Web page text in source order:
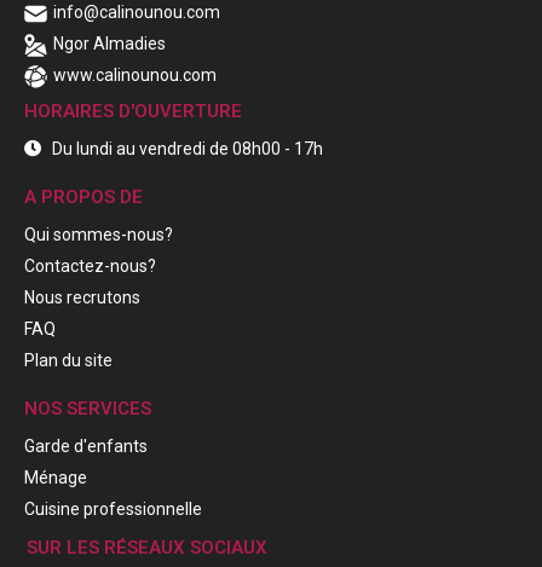
info@calinounou.com
Ngor Almadies
www.calinounou.com
HORAIRES D'OUVERTURE
Du lundi au vendredi de 08h00 - 17h
A PROPOS DE
Qui sommes-nous?
Contactez-nous?
Nous recrutons
FAQ
Plan du site
NOS SERVICES
Garde d'enfants
Ménage
Cuisine professionnelle
SUR LES RÉSEAUX SOCIAUX